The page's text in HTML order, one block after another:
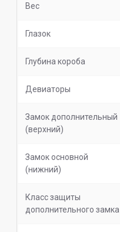
Вес
Глазок
Глубина короба
Девиаторы
Замок дополнительный
(верхний)
Замок основной
(нижний)
Класс защиты
дополнительного замка